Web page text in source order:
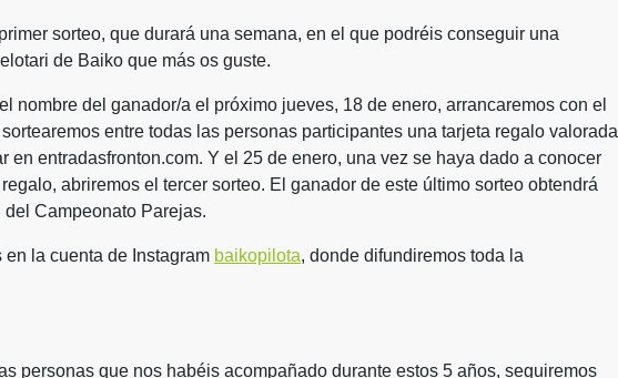
sorteo, que durará una semana, en el que podréis conseguir una
de Baiko que más os guste.
nombre del ganador/a el próximo jueves, 18 de enero, arrancaremos con el
entre todas las personas participantes una tarjeta regalo valorada
en entradasfronton.com. Y el 25 de enero, una vez se haya dado a conocer
abriremos el tercer sorteo. El ganador de este último sorteo obtendrá
Campeonato Parejas.
la cuenta de Instagram baikopilota, donde difundiremos toda la
personas que nos habéis acompañado durante estos 5 años, seguiremos